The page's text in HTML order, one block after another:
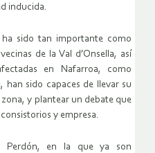
inducida.
sido tan importante como
de la Val d’Onsella, así
en Nafarroa, como
han sido capaces de llevar su
y plantear un debate que
y empresa.
Perdón, en la que ya son